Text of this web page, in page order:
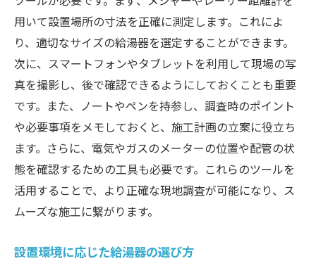
用いて設置場所の寸法を正確に測定します。これによ
り、適切なサイズの給湯器を選定することができます。
次に、スマートフォンやタブレットを利用して現場の写
真を撮影し、後で確認できるようにしておくことも重要
です。また、ノートやペンを持参し、調査時のポイント
や必要事項をメモしておくと、施工計画の立案に役立ち
ます。さらに、電気やガスのメーターの位置や配管の状
態を確認するための工具も必要です。これらのツールを
活用することで、より正確な現地調査が可能になり、ス
ムーズな施工に繋がります。
設置環境に応じた給湯器の選び方